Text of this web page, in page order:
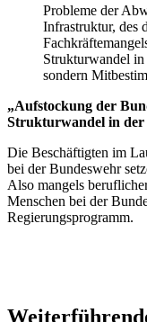
Probleme der
Infrastruktur, des
Strukturwandel in
sondern
„Aufstockung der
Strukturwandel in der
Die Beschäftigten im
bei der Bundeswehr
Also mangels
Menschen bei der
Regierungsprogramm.